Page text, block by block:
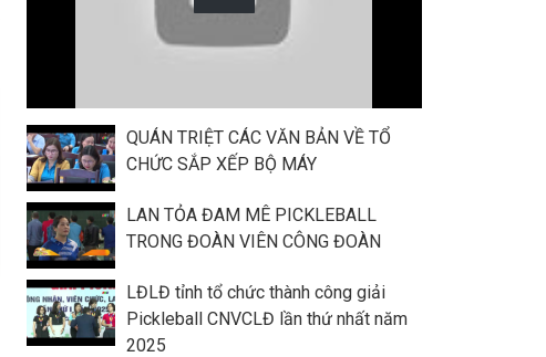
QUÁN TRIỆT CÁC VĂN BẢN VỀ TỔ
CHỨC SẮP XẾP BỘ MÁY
LAN TỎA ĐAM MÊ PICKLEBALL
TRONG ĐOÀN VIÊN CÔNG ĐOÀN
LĐLĐ tỉnh tổ chức thành công giải
Pickleball CNVCLĐ lần thứ nhất năm
2025